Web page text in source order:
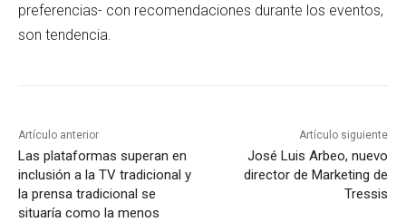
preferencias- con recomendaciones durante los eventos,
son tendencia.
Artículo anterior
Las plataformas superan en
inclusión a la TV tradicional y
la prensa tradicional se
situaría como la menos
Artículo siguiente
José Luis Arbeo, nuevo
director de Marketing de
Tressis